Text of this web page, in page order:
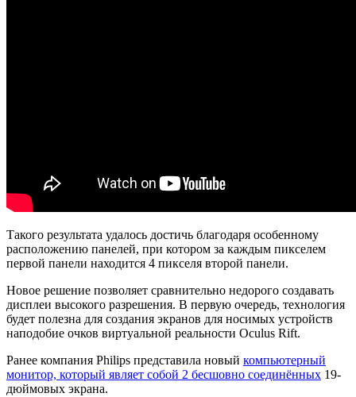
Такого результата удалось достичь благодаря особенному
расположению панелей, при котором за каждым пикселем
первой панели находится 4 пикселя второй панели.
Новое решение позволяет сравнительно недорого создавать
дисплеи высокого разрешения. В первую очередь, технология
будет полезна для создания экранов для носимых устройств
наподобие очков виртуальной реальности Oculus Rift.
Ранее компания Philips представила новый компьютерный
монитор, который являет собой 2 бесшовно соединённых 19-
дюймовых экрана.